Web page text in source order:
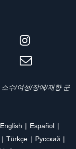
소수/여성/장애/재향 군
English
Español
Türkçe
Ρусский